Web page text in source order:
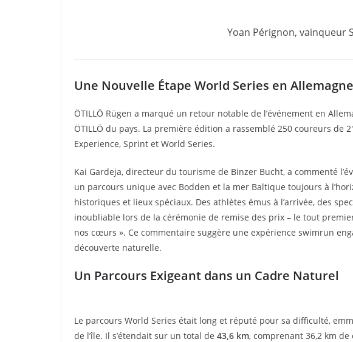
Yoan Pérignon, vainqueur
Une Nouvelle Étape World Series en Allemagne
ÖTILLÖ Rügen a marqué un retour notable de l’événement en
ÖTILLÖ du pays. La première édition a rassemblé 250 coureurs de
Experience, Sprint et World Series.
Kai Gardeja, directeur du tourisme de Binzer Bucht, a commenté
un parcours unique avec Bodden et la mer Baltique toujours à
historiques et lieux spéciaux. Des athlètes émus à l’arrivée, des
inoubliable lors de la cérémonie de remise des prix – le tout
nos cœurs ». Ce commentaire suggère une expérience swimrun
découverte naturelle.
Un Parcours Exigeant dans un Cadre Naturel
Le parcours World Series était long et réputé pour sa difficulté,
de l’île. Il s’étendait sur un total de 43,6 km, comprenant 36,2 km